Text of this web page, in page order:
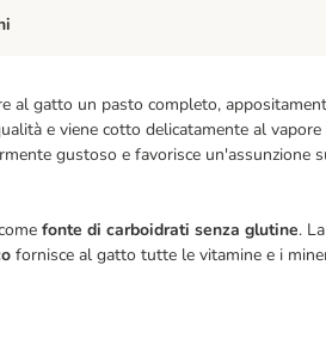
al gatto un pasto completo,
e viene cotto delicatamente al vapore
gustoso e favorisce un'assunzione
fonte di carboidrati senza glutine.
fornisce al gatto tutte le vitamine e i